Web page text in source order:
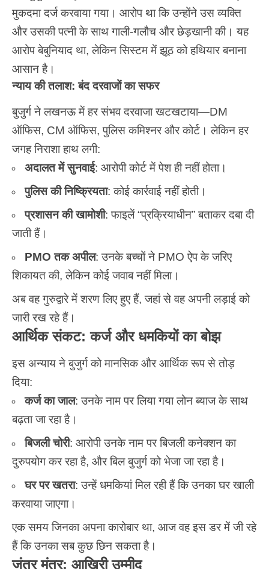
मुकदमा दर्ज करवाया गया। आरोप था कि उन्होंने उस व्यक्ति
और उसकी पत्नी के साथ गाली-गलौच और छेड़खानी की। यह
आरोप बेबुनियाद था, लेकिन सिस्टम में झूठ को हथियार बनाना
आसान है।
न्याय की तलाश: बंद दरवाजों का सफर
बुजुर्ग ने लखनऊ में हर संभव दरवाजा खटखटाया—DM
ऑफिस, CM ऑफिस, पुलिस कमिश्नर और कोर्ट। लेकिन हर
जगह निराशा हाथ लगी:
अदालत में सुनवाई: आरोपी कोर्ट में पेश ही नहीं होता।
पुलिस की निष्क्रियता: कोई कार्रवाई नहीं होती।
प्रशासन की खामोशी: फाइलें “प्रक्रियाधीन” बताकर दबा दी
जाती हैं।
PMO तक अपील: उनके बच्चों ने PMO ऐप के जरिए
शिकायत की, लेकिन कोई जवाब नहीं मिला।
अब वह गुरुद्वारे में शरण लिए हुए हैं, जहां से वह अपनी लड़ाई को
जारी रख रहे हैं।
आर्थिक संकट: कर्ज और धमकियों का बोझ
इस अन्याय ने बुजुर्ग को मानसिक और आर्थिक रूप से तोड़
दिया:
कर्ज का जाल: उनके नाम पर लिया गया लोन ब्याज के साथ
बढ़ता जा रहा है।
बिजली चोरी: आरोपी उनके नाम पर बिजली कनेक्शन का
दुरुपयोग कर रहा है, और बिल बुजुर्ग को भेजा जा रहा है।
घर पर खतरा: उन्हें धमकियां मिल रही हैं कि उनका घर खाली
करवाया जाएगा।
एक समय जिनका अपना कारोबार था, आज वह इस डर में जी रहे
हैं कि उनका सब कुछ छिन सकता है।
जंतर मंतर: आखिरी उम्मीद